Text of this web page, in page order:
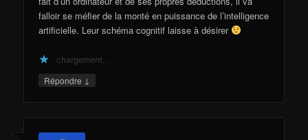
falloir se méfier de la monté en puissance de l’intelligence
artificielle. Leur schéma cognitif laisse à désirer
chargement…
Répondre ↓